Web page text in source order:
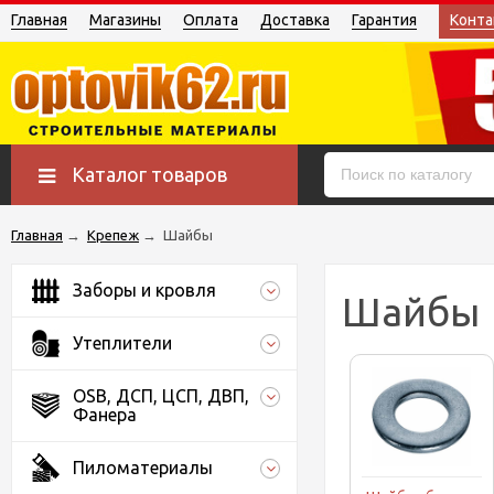
Главная Магазины Оплата Доставка Гарантия
Каталог товаров
Главная → Крепеж → Шайбы
Заборы и кровля
Утеплители
OSB, ДСП, ЦСП, ДВП,
Фанера
Пиломатериалы
Шайбы